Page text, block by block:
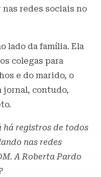
nas redes sociais no
lado da família. Ela
colegas para
e do marido, o
jornal, contudo,
há registros de todos
nas redes
A Roberta Pardo